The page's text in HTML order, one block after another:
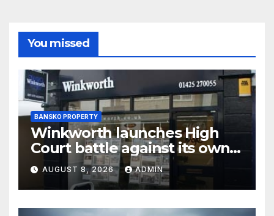
You missed
BANSKO PROPERTY
Winkworth launches High
Court battle against its own
chair
AUGUST 8, 2026 ADMIN